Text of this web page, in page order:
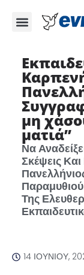
μη
ματιά”
Να
Σκέψεις
Της
14 ΙΟΥΝΊΟΥ,